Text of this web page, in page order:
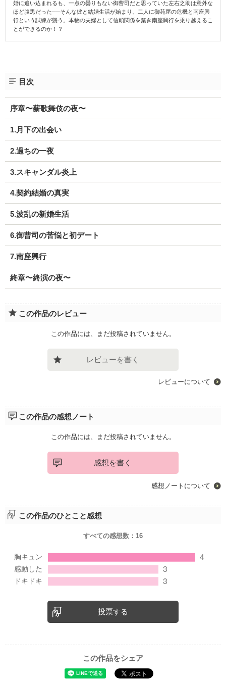
婚に追い込まれるも、一点の曇りもない御曹司だと思っていた左右之助は意外な
ほど腹黒だった──そんな彼と結婚生活が始まり、二人に御苑屋の危機と南座興
行という試練が襲う。本物の夫婦として信頼関係を築き南座興行を乗り越えるこ
とができるのか！？
目次
序章〜薪歌舞伎の夜〜
1.月下の出会い
2.過ちの一夜
3.スキャンダル炎上
4.契約結婚の真実
5.波乱の新婚生活
6.御曹司の苦悩と初デート
7.南座興行
終章〜終演の夜〜
この作品のレビュー
この作品には、まだ投稿されていません。
レビューを書く
レビューについて
この作品の感想ノート
この作品には、まだ投稿されていません。
感想を書く
感想ノートについて
この作品のひとこと感想
すべての感想数： 16
投票する
この作品をシェア